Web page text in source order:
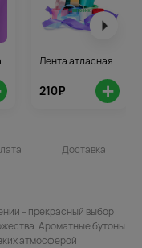
Лента атласная
210₽ +
Доставка
– прекрасный выбор
Ароматные бутоны
атмосферой